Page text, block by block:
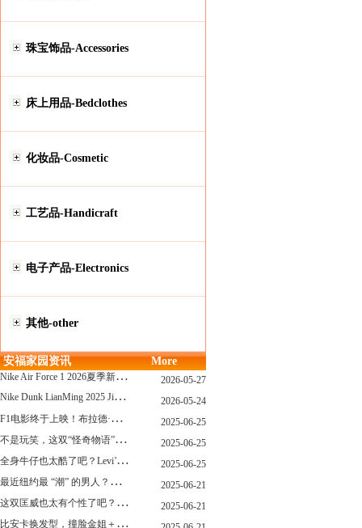
珠宝饰品-Accessories
床上用品-Bedclothes
化妆品-Cosmetic
工艺品-Handicraft
电子产品-Electronics
其他-other
安福家园资讯 More
N
ike Air Force 1 2026夏季新配色惊艳登场！经典鞋型焕发新生！ 2026-05-27
N
ike Dunk LianMing 2025 JingDian XieXing ZaiCi HuiGui 2026-05-24
F
1电影终于上映！布拉德·皮特与汤姆·克鲁斯，时隔31年红毯重逢！ 2025-06-25
不
是玩笑，这双“怪奇物语” x Nike Dunk 本该6年前就发售！ 2025-06-25
全
身牛仔也太酷了吧？Levi’s x Nike 联名三件套来了！ 2025-06-25
最
近纽约最 “潮” 的男人？布拉德·皮特这波时髦变身有点猛 2025-06-21
这
双匡威也太有个性了吧？TOYA HORIUCHI联名登场！ 2025-06-21
比
安卡换发型，撞脸金姐＋朱莉？